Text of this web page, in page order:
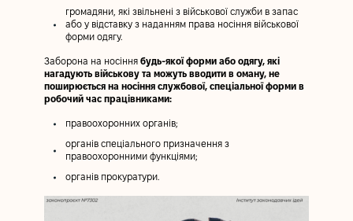
громадяни, які звільнені з військової служби в запас
або у відставку з наданням права носіння військової
форми одягу.
Заборона на носіння будь-якої форми або одягу, які
нагадують військову та можуть вводити в оману, не
поширюється на носіння службової, спеціальної форми в
робочий час працівниками:
правоохоронних органів;
органів спеціального призначення з
правоохоронними функціями;
органів прокуратури.